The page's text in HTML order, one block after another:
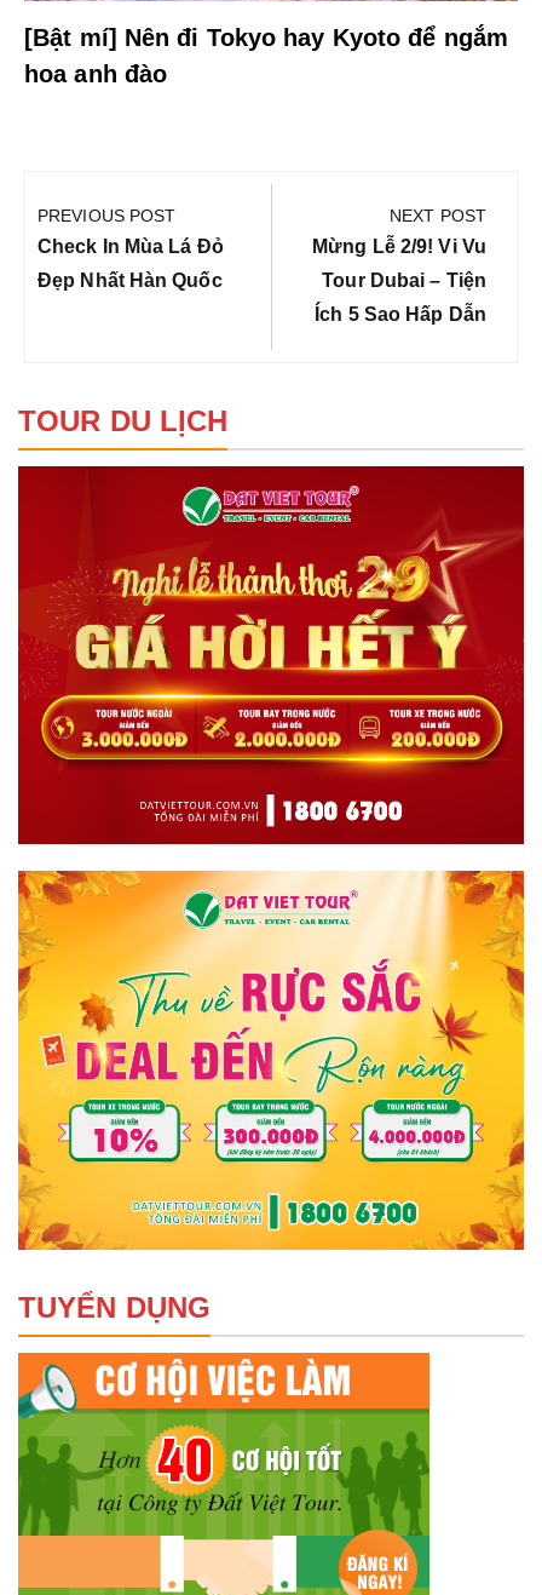
[Bật mí] Nên đi Tokyo hay Kyoto để ngắm
hoa anh đào
hướng
bài
viết
PREVIOUS POST
Previous
Post:
Check In Mùa Lá Đỏ
Đẹp Nhất Hàn Quốc
NEXT POST
Next
Post:
Mừng Lễ 2/9! Vi Vu
Tour Dubai – Tiện
Ích 5 Sao Hấp Dẫn
TOUR DU LỊCH
TUYỂN DỤNG